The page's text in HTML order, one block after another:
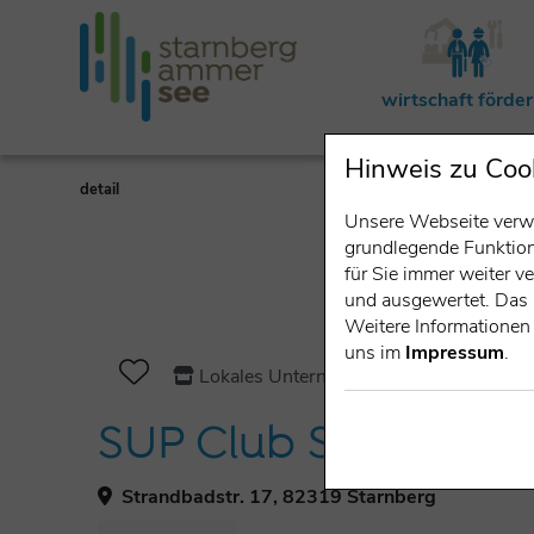
wirtschaft
detail
Lokales Unternehmen
SUP Club
Strandbadstr. 17, 82319 Starnberg
Hinweis zu
Unsere Webseite
grundlegende
für Sie immer weiter
und ausgewertet.
Weitere
uns im Impressum.